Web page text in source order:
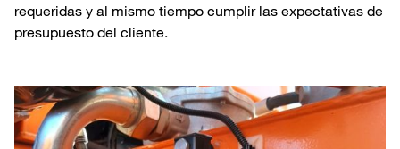
requeridas y al mismo tiempo cumplir las expectativas de
presupuesto del cliente.